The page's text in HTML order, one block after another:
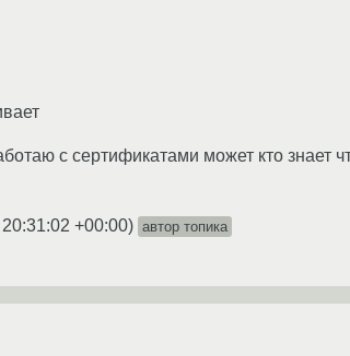
с сертификатами может кто знает
+00:00) автор топика